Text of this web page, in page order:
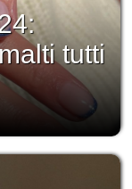
tutti